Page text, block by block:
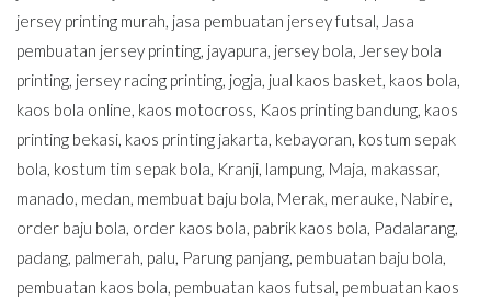
jersey printing murah, jasa pembuatan jersey futsal, Jasa
pembuatan jersey printing, jayapura, jersey bola, Jersey bola
printing, jersey racing printing, jogja, jual kaos basket, kaos bola,
kaos bola online, kaos motocross, Kaos printing bandung, kaos
printing bekasi, kaos printing jakarta, kebayoran, kostum sepak
bola, kostum tim sepak bola, Kranji, lampung, Maja, makassar,
manado, medan, membuat baju bola, Merak, merauke, Nabire,
order baju bola, order kaos bola, pabrik kaos bola, Padalarang,
padang, palmerah, palu, Parung panjang, pembuatan baju bola,
pembuatan kaos bola, pembuatan kaos futsal, pembuatan kaos